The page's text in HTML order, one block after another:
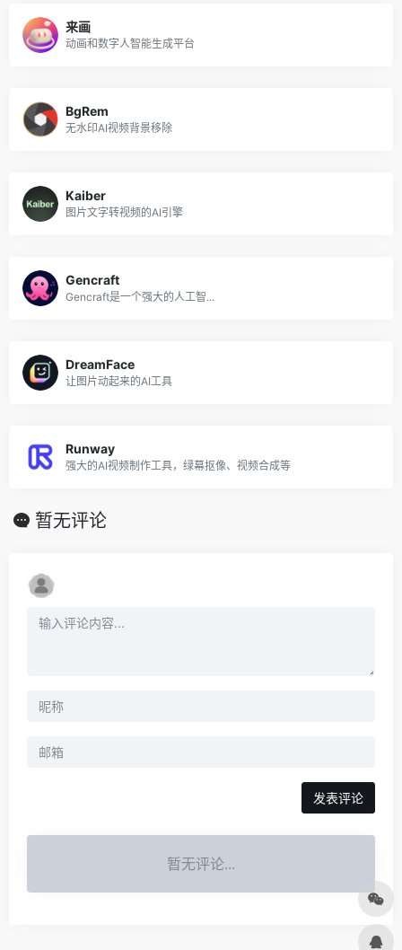
来画
动画和数字人智能生成平台
BgRem
无水印AI视频背景移除
Kaiber
图片文字转视频的AI引擎
Gencraft
Gencraft是一个强大的人工智...
DreamFace
让图片动起来的AI工具
Runway
强大的AI视频制作工具，绿幕抠像、视频合成等
暂无评论
发表评论
暂无评论...